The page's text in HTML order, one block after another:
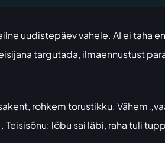
uudistepäev vahele. AI ei taha
targutada, ilmaennustust
rohkem torustikku. Vähem
lõbu sai läbi, raha tuli